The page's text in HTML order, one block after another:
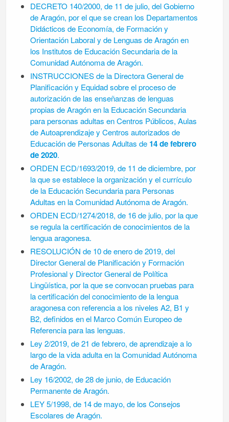
DECRETO 140/2000, de 11 de julio, del Gobierno
de Aragón, por el que se crean los Departamentos
Didácticos de Economía, de Formación y
Orientación Laboral y de Lenguas de Aragón en
los Institutos de Educación Secundaria de la
Comunidad Autónoma de Aragón.
INSTRUCCIONES de la Directora General de
Planificación y Equidad sobre el proceso de
autorización de las enseñanzas de lenguas
propias de Aragón en la Educación Secundaria
para personas adultas en Centros Públicos, Aulas
de Autoaprendizaje y Centros autorizados de
Educación de Personas Adultas de14 de febrero
de 2020.
ORDEN ECD/1693/2019, de 11 de diciembre, por
la que se establece la organización y el currículo
de la Educación Secundaria para Personas
Adultas en la Comunidad Autónoma de Aragón.
ORDEN ECD/1274/2018, de 16 de julio, por la que
se regula la certificación de conocimientos de la
lengua aragonesa.
RESOLUCIÓN de 10 de enero de 2019, del
Director General de Planificación y Formación
Profesional y Director General de Política
Lingüística, por la que se convocan pruebas para
la certificación del conocimiento de la lengua
aragonesa con referencia a los niveles A2, B1 y
B2, definidos en el Marco Común Europeo de
Referencia para las lenguas.
Ley 2/2019, de 21 de febrero, de aprendizaje a lo
largo de la vida adulta en la Comunidad Autónoma
de Aragón.
Ley 16/2002, de 28 de junio, de Educación
Permanente de Aragón.
LEY 5/1998, de 14 de mayo, de los Consejos
Escolares de Aragón.